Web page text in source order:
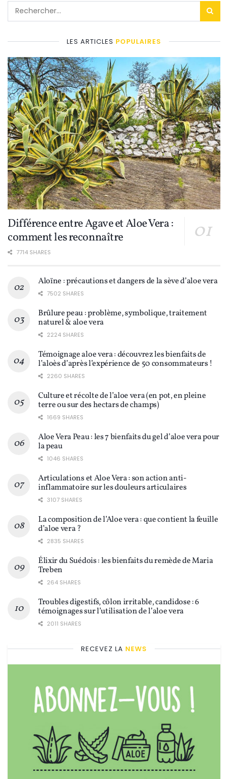
LES ARTICLES POPULAIRES
Différence entre Agave et Aloe Vera :
comment les reconnaître
7714 SHARES
Aloïne : précautions et dangers de la sève d’aloe vera
7502 SHARES
Brûlure peau : problème, symbolique, traitement
naturel & aloe vera
2224 SHARES
Témoignage aloe vera : découvrez les bienfaits de
l’aloès d’après l’expérience de 50 consommateurs !
2260 SHARES
Culture et récolte de l’aloe vera (en pot, en pleine
terre ou sur des hectars de champs)
1669 SHARES
Aloe Vera Peau : les 7 bienfaits du gel d’aloe vera pour
la peau
1046 SHARES
Articulations et Aloe Vera : son action anti-
inflammatoire sur les douleurs articulaires
3107 SHARES
La composition de l’Aloe vera : que contient la feuille
d’aloe vera ?
2835 SHARES
Élixir du Suédois : les bienfaits du remède de Maria
Treben
264 SHARES
Troubles digestifs, côlon irritable, candidose : 6
témoignages sur l’utilisation de l’aloe vera
2011 SHARES
RECEVEZ LA NEWS